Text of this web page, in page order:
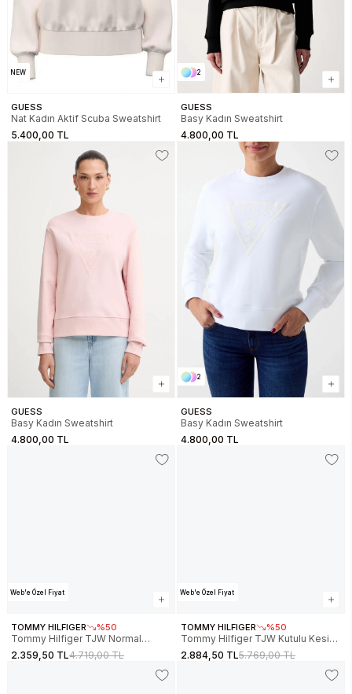
NEW
GUESS
Nat Kadın Aktif Scuba Sweatshirt
5.400,00 TL
2
GUESS
Basy Kadın Sweatshirt
4.800,00 TL
GUESS
Basy Kadın Sweatshirt
4.800,00 TL
2
GUESS
Basy Kadın Sweatshirt
4.800,00 TL
Web'e Özel Fiyat
TOMMY HILFIGER %50
Tommy Hilfiger TJW Normal
Kesim TJ Bayraklı Bisiklet Yaka
Kadın Beyaz Sweatshirt
2.359,50 TL4.719,00 TL
Web'e Özel Fiyat
TOMMY HILFIGER %50
Tommy Hilfiger TJW Kutulu Kesim
Tommy Aplikeli Bisiklet Yaka Kadın
Kırmızı Sweatshirt
2.884,50 TL5.769,00 TL